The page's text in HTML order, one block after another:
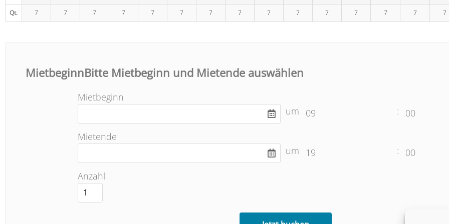
Qt. 7 7 7 7 7 7 7 7 7 7 7 7 7 7 7
MietbeginnBitte Mietbeginn und Mietende auswählen
Mietbeginn
um
09 :
00
Mietende
um
19 :
00
Anzahl